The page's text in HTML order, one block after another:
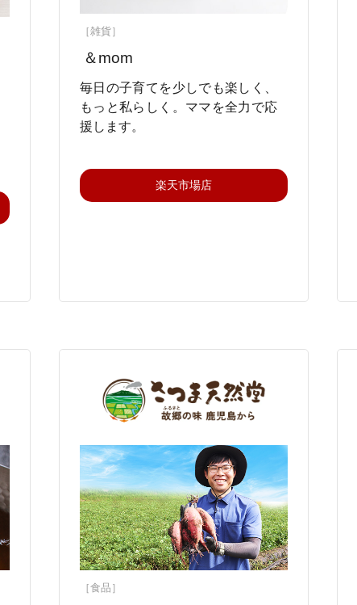
［雑貨］
＆mom
毎日の子育てを少しでも楽しく、
もっと私らしく。ママを全力で応
援します。
楽天市場店
［食品］